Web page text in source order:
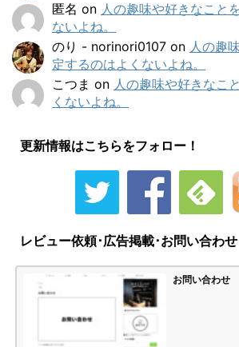
匿名 on 人の趣味や好きなこと
ないよね。
のり - norinori0107 on 人の趣
定するのはよくないよね。
こつま on 人の趣味や好きなこ
くないよね。
更新情報はこちらをフォロー！
レビュー依頼･広告掲載･お問い合わせ
お問い合わせ